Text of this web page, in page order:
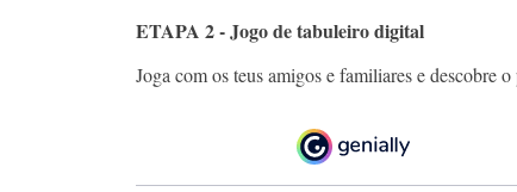
ETAPA 2 - Jogo de tabuleiro digital
Joga com os teus amigos e familiares e descobre